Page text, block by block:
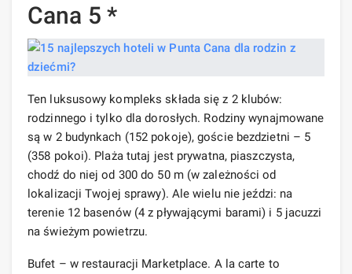
Cana 5 *
Ten luksusowy kompleks składa się z 2 klubów:
rodzinnego i tylko dla dorosłych. Rodziny wynajmowane
są w 2 budynkach (152 pokoje), goście bezdzietni – 5
(358 pokoi). Plaża tutaj jest prywatna, piaszczysta,
chodź do niej od 300 do 50 m (w zależności od
lokalizacji Twojej sprawy). Ale wielu nie jeździ: na
terenie 12 basenów (4 z pływającymi barami) i 5 jacuzzi
na świeżym powietrzu.
Bufet – w restauracji Marketplace. A la carte to